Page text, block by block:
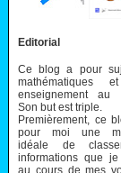
Editorial
Ce blog a pour
mathématiques
enseignement au
Son but est triple.
Premièrement, ce
pour moi une
idéale de
informations que
au cours de mes